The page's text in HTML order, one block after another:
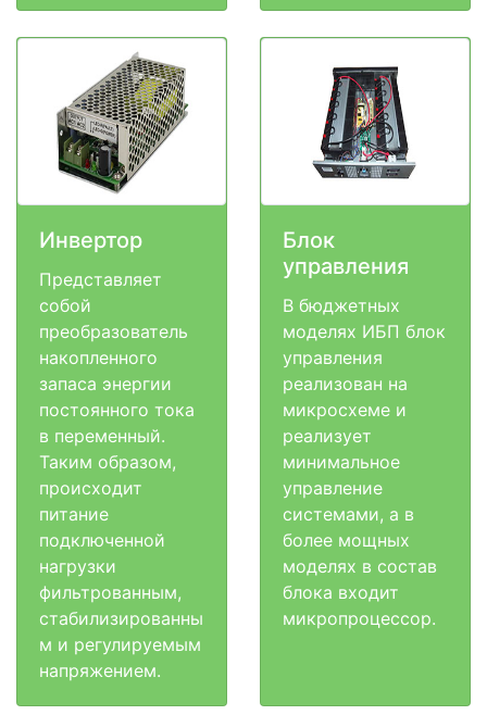
Инвертор
Представляет
собой
преобразователь
накопленного
запаса энергии
постоянного тока
в переменный.
Таким образом,
происходит
питание
подключенной
нагрузки
фильтрованным,
стабилизированны
м и регулируемым
напряжением.
Блок
управления
В бюджетных
моделях ИБП блок
управления
реализован на
микросхеме и
реализует
минимальное
управление
системами, а в
более мощных
моделях в состав
блока входит
микропроцессор.